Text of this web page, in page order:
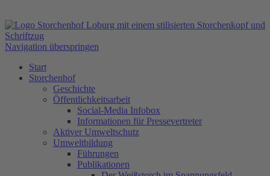
Navigation überspringen
Start
Storchenhof
Geschichte
Öffentlichkeitsarbeit
Social-Media Infobox
Informationen für Pressevertreter
Aktiver Umweltschutz
Umweltbildung
Führungen
Publikationen